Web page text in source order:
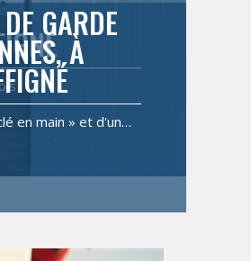
GARDE
À
en main » et d'un…